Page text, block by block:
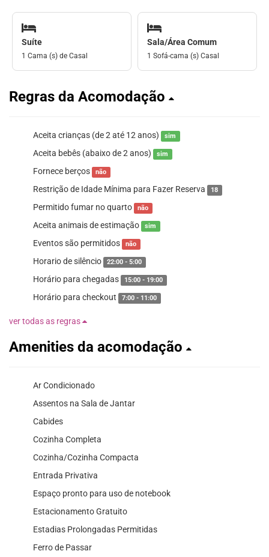
Suíte
1 Cama (s) de Casal
Sala/Área Comum
1 Sofá-cama (s) Casal
Regras da Acomodação
Aceita crianças (de 2 até 12 anos) sim
Aceita bebês (abaixo de 2 anos) sim
Fornece berços não
Restrição de Idade Mínima para Fazer Reserva 18
Permitido fumar no quarto não
Aceita animais de estimação sim
Eventos são permitidos não
Horario de silêncio 22:00 - 5:00
Horário para chegadas 15:00 - 19:00
Horário para checkout 7:00 - 11:00
ver todas as regras
Amenities da acomodação
Ar Condicionado
Assentos na Sala de Jantar
Cabides
Cozinha Completa
Cozinha/Cozinha Compacta
Entrada Privativa
Espaço pronto para uso de notebook
Estacionamento Gratuito
Estadias Prolongadas Permitidas
Ferro de Passar